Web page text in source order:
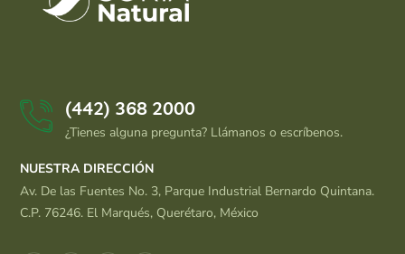
(442) 368 2000
¿Tienes alguna pregunta? Llámanos o escríbenos.
NUESTRA DIRECCIÓN
Av. De las Fuentes No. 3, Parque Industrial Bernardo Quintana.
C.P. 76246. El Marqués, Querétaro, México